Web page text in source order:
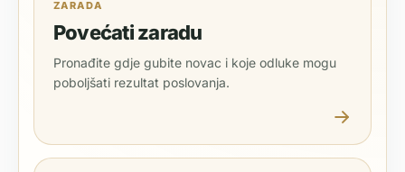
ZARADA
Povećati zaradu
Pronađite gdje gubite novac i koje odluke mogu
poboljšati rezultat poslovanja.